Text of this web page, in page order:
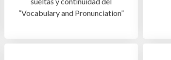
“Vocabulary and Pronunciation”